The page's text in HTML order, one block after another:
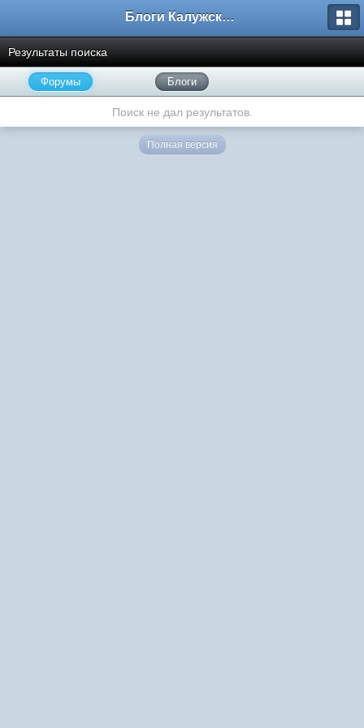
Блоги Калужского перекрестка
Результаты поиска
Форумы Блоги
Поиск не дал результатов.
Полная версия